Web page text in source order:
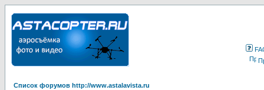
Список форумов http://www.astalavista.ru